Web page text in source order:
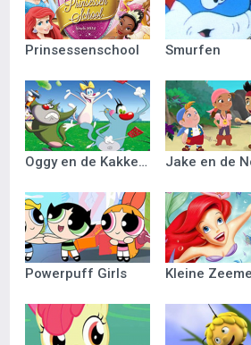
Prinsessenschool Smurfen
Oggy en de Kakkerlakken
Powerpuff Girls Kleine